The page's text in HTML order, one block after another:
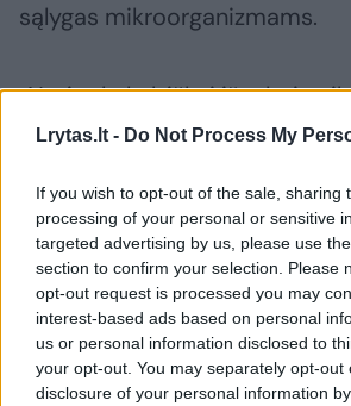
Lrytas.lt - Do Not Process My
If you wish to opt-out of the sale, sharing
processing of your personal or sensitive
targeted advertising by us, please use
section to confirm your selection. Please
opt-out request is processed you may
interest-based ads based on personal
us or personal information disclosed to
your opt-out. You may separately opt-out
disclosure of your personal information
sąlygas mikroorganizmams.
„Norint kokybiškai išvalyti
grindis, pirma reikia išsiurbti
intensyvumo siurblį“, – sako
ekspertas.
Jis paaiškina, kad HEPA
Particulate Air) filtrai
efektyvumu – jie pašalina ir